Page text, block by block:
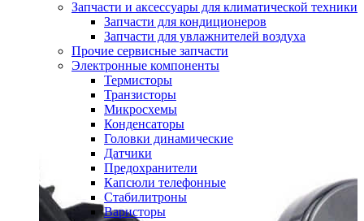
Запчасти и аксессуары для климатической техники
Запчасти для кондиционеров
Запчасти для увлажнителей воздуха
Прочие сервисные запчасти
Электронные компоненты
Термисторы
Транзисторы
Микросхемы
Конденсаторы
Головки динамические
Датчики
Предохранители
Капсюли телефонные
Стабилитроны
Варисторы